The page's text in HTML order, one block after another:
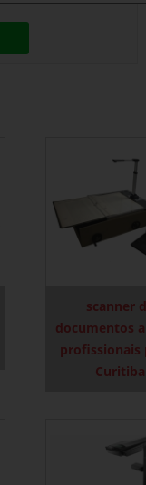
scanner
documentos
profissionais
Curitiba